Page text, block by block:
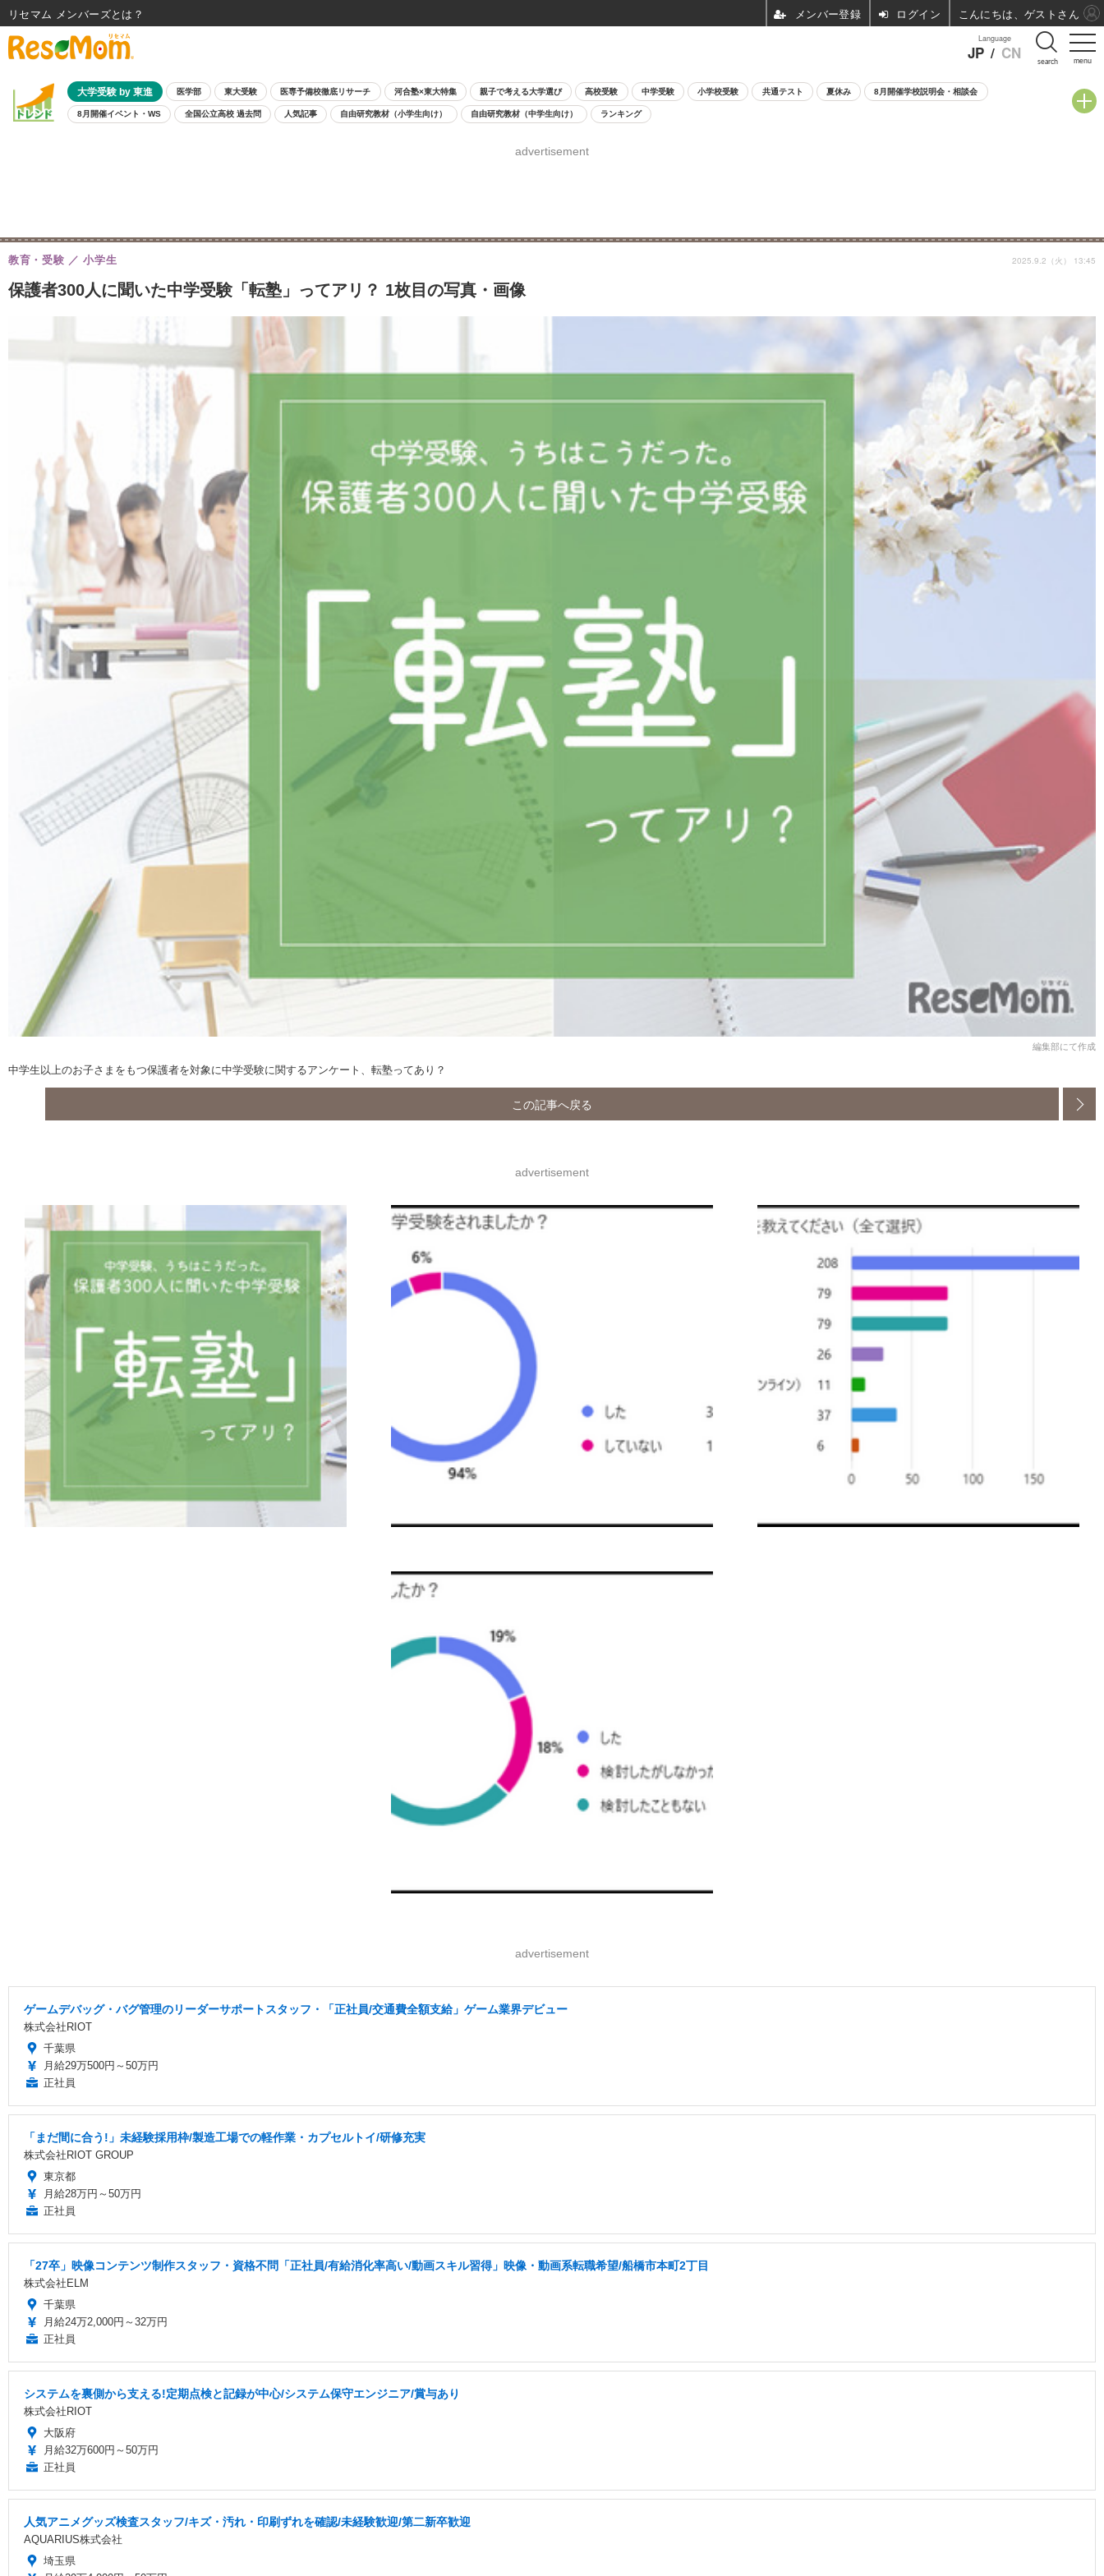
menu
Language
JP / CN search
大学受験 by 東進 医学部 東大受験 医専予備校徹底リサーチ 河合塾×東大特集 親子で考える大学選び 高校受験 中学受験 小学校受験 共通テスト 夏休み 8月開催学校説明会・相談会
8月開催イベント・WS 全国公立高校 過去問 人気記事 自由研究教材（小学生向け） 自由研究教材（中学生向け） ランキング
advertisement
保護者300人に聞いた中学受験「転塾」ってアリ？ 1枚目の写真・画像
教育・受験 小学生 2025.9.2（火） 13:45
編集部にて作成
中学生以上のお子さまをもつ保護者を対象に中学受験に関するアンケート、転塾ってあり？
この記事へ戻る
advertisement
advertisement
ゲームデバッグ・バグ管理のリーダーサポートスタッフ・「正社員/交通費全額支給」ゲーム業界デビュー
株式会社RIOT
千葉県
月給29万500円～50万円
正社員
「まだ間に合う!」未経験採用枠/製造工場での軽作業・カプセルトイ/研修充実
株式会社RIOT GROUP
東京都
月給28万円～50万円
正社員
「27卒」映像コンテンツ制作スタッフ・資格不問「正社員/有給消化率高い/動画スキル習得」映像・動画系転職希望/船橋市本町2丁目
株式会社ELM
千葉県
月給24万2,000円～32万円
正社員
システムを裏側から支える!定期点検と記録が中心/システム保守エンジニア/賞与あり
株式会社RIOT
大阪府
月給32万600円～50万円
正社員
人気アニメグッズ検査スタッフ/キズ・汚れ・印刷ずれを確認/未経験歓迎/第二新卒歓迎
AQUARIUS株式会社
埼玉県
リセマム メンバーズ ログイン こんにちは、ゲストさん